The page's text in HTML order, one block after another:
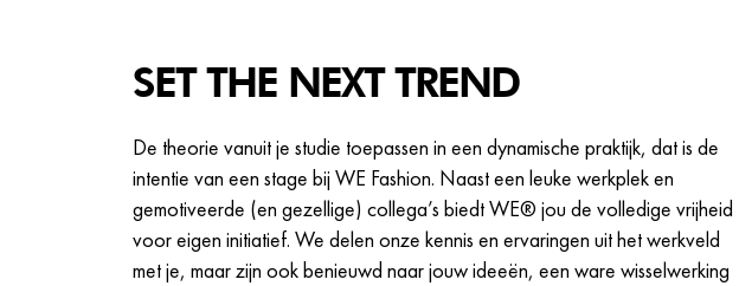
SET THE NEXT TREND
De theorie vanuit je studie toepassen in een dynamische praktijk, dat is de
intentie van een stage bij WE Fashion. Naast een leuke werkplek en
gemotiveerde (en gezellige) collega’s biedt WE® jou de volledige vrijheid
voor eigen initiatief. We delen onze kennis en ervaringen uit het werkveld
met je, maar zijn ook benieuwd naar jouw ideeën, een ware wisselwerking